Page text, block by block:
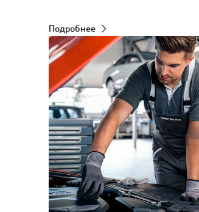
Подробнее